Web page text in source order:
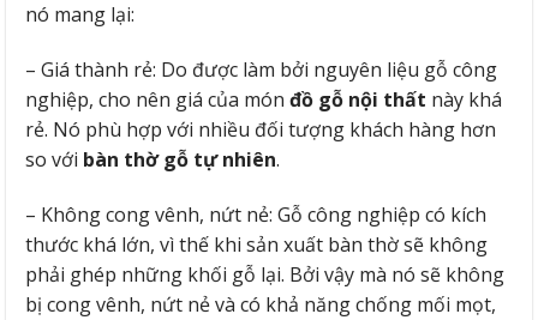
nó mang lại:
– Giá thành rẻ: Do được làm bởi nguyên liệu gỗ công
nghiệp, cho nên giá của món đồ gỗ nội thất này khá
rẻ. Nó phù hợp với nhiều đối tượng khách hàng hơn
so với bàn thờ gỗ tự nhiên.
– Không cong vênh, nứt nẻ: Gỗ công nghiệp có kích
thước khá lớn, vì thế khi sản xuất bàn thờ sẽ không
phải ghép những khối gỗ lại. Bởi vậy mà nó sẽ không
bị cong vênh, nứt nẻ và có khả năng chống mối mọt,